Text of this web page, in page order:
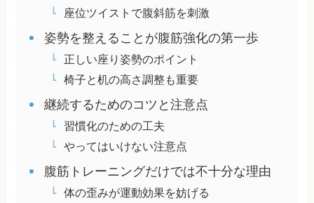
座位ツイストで腹斜筋を刺激
姿勢を整えることが腹筋強化の第一歩
正しい座り姿勢のポイント
椅子と机の高さ調整も重要
継続するためのコツと注意点
習慣化のための工夫
やってはいけない注意点
腹筋トレーニングだけでは不十分な理由
体の歪みが運動効果を妨げる